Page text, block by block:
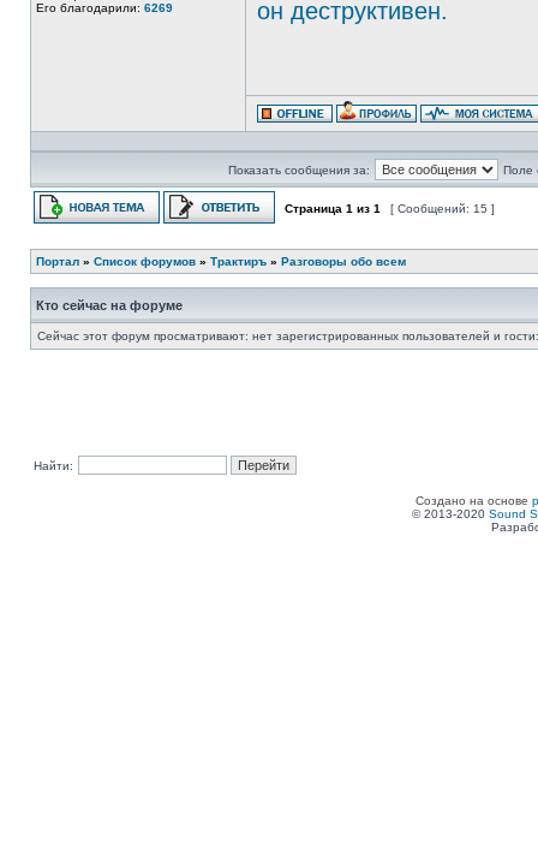
Его благодарили: 6269 он деструктивен.
Показать сообщения за: Поле
Страница 1 из 1 [ Сообщений: 15 ]
Портал » Список форумов » Трактиръ » Разговоры обо всем
Кто сейчас на форуме
Сейчас этот форум просматривают: нет зарегистрированных пользователей и
Найти:
Создано на основе
© 2013-2020 Sound